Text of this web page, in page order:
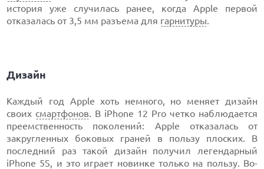
история уже случилась ранее, когда Apple первой
отказалась от 3,5 мм разъема для гарнитуры.
Дизайн
Каждый год Apple хоть немного, но меняет дизайн
своих смартфонов. В iPhone 12 Pro четко наблюдается
преемственность поколений: Apple отказалась от
закругленных боковых граней в пользу плоских. В
последний раз такой дизайн получил легендарный
iPhone 5S, и это играет новинке только на пользу. Во-